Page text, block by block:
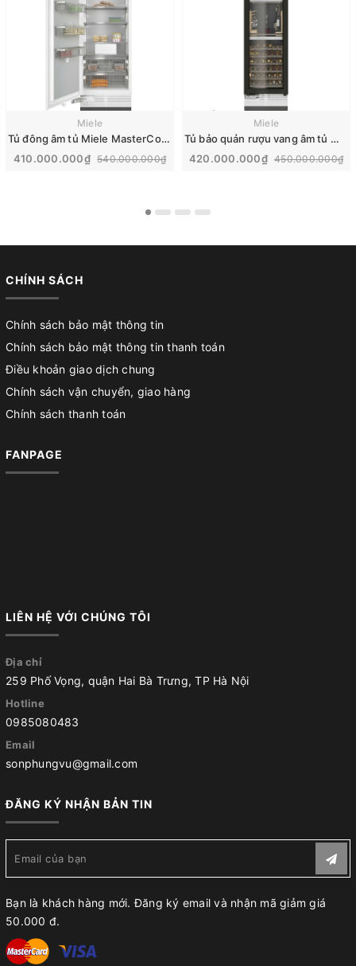
Miele
Tủ đông âm tủ Miele MasterCool 445L | F 2813 Vi
410.000.000₫ 540.000.000₫
Miele
Tủ bảo quản rượu vang âm tủ Miele MasterCool | KWT 2672 ViS
420.000.000₫ 450.000.000₫
CHÍNH SÁCH
Chính sách bảo mật thông tin
Chính sách bảo mật thông tin thanh toán
Điều khoản giao dịch chung
Chính sách vận chuyển, giao hàng
Chính sách thanh toán
FANPAGE
LIÊN HỆ VỚI CHÚNG TÔI
Địa chỉ
259 Phố Vọng, quận Hai Bà Trưng, TP Hà Nội
Hotline
0985080483
Email
sonphungvu@gmail.com
ĐĂNG KÝ NHẬN BẢN TIN
Bạn là khách hàng mới. Đăng ký email và nhận mã giảm giá
50.000 đ.